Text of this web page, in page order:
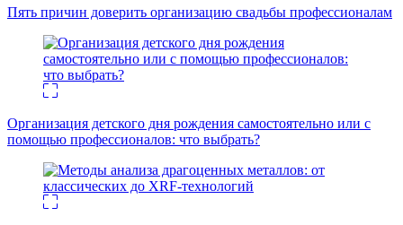
Пять причин доверить организацию свадьбы профессионалам
Организация детского дня рождения самостоятельно или с
помощью профессионалов: что выбрать?